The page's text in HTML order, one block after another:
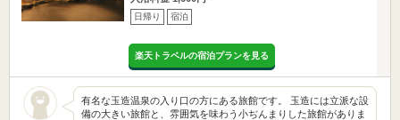
日帰り 宿泊
楽天トラベルの宿泊プランを見る
有名な玉造温泉の入り口の方にある旅館です。 玉造には立派な設
備の大きい旅館と、雰囲気を味わう小ぢんまりした旅館がありま